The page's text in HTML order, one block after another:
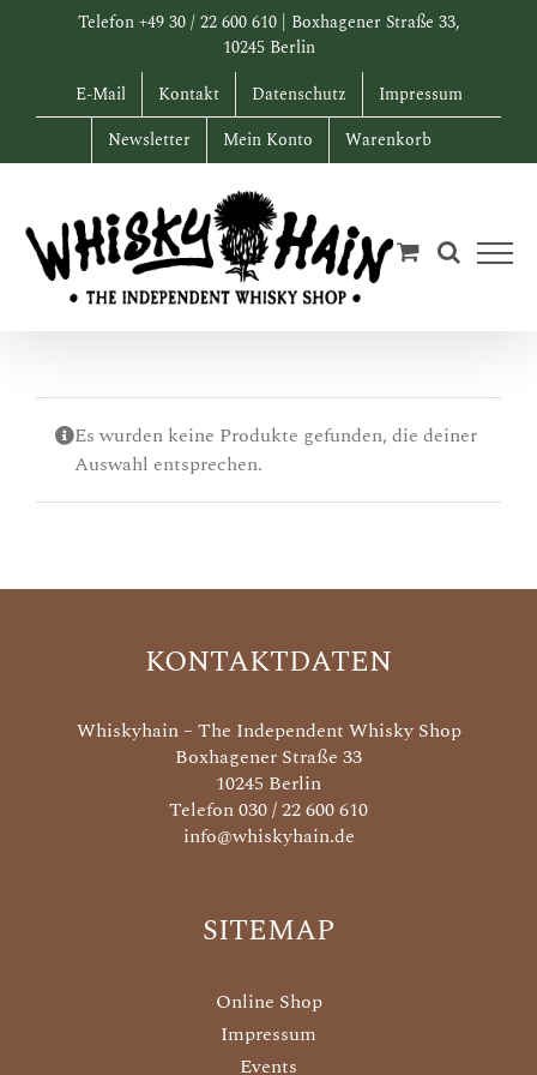
Telefon +49 30 / 22 600 610 | Boxhagener Straße 33,
10245 Berlin
E-Mail
Kontakt Datenschutz
Impressum
Newsletter
Mein Konto Warenkorb
Es wurden keine Produkte gefunden, die deiner
Auswahl entsprechen.
KONTAKTDATEN
Whiskyhain – The Independent Whisky Shop
Boxhagener Straße 33
10245 Berlin
Telefon 030 / 22 600 610
info@whiskyhain.de
SITEMAP
Online Shop
Impressum
Events